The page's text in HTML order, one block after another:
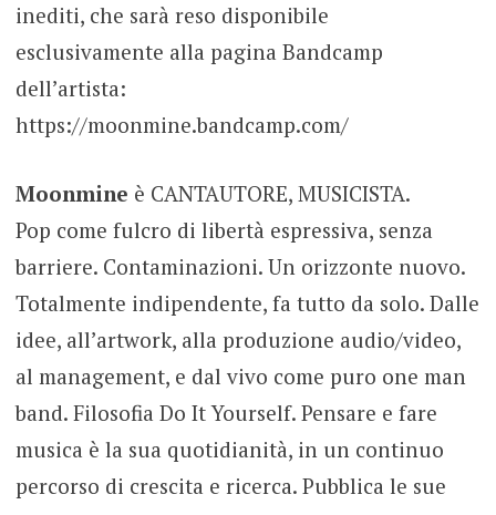
inediti, che sarà reso disponibile
esclusivamente alla pagina Bandcamp
dell’artista:
https://moonmine.bandcamp.com/
Moonmine è CANTAUTORE, MUSICISTA.
Pop come fulcro di libertà espressiva, senza
barriere. Contaminazioni. Un orizzonte nuovo.
Totalmente indipendente, fa tutto da solo. Dalle
idee, all’artwork, alla produzione audio/video,
al management, e dal vivo come puro one man
band. Filosofia Do It Yourself. Pensare e fare
musica è la sua quotidianità, in un continuo
percorso di crescita e ricerca. Pubblica le sue